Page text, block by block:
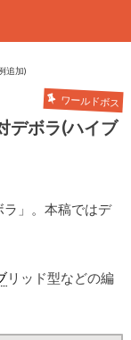
追加)
ワールドボス
デボラ(ハイブ
」。本稿ではデ
リッド型などの編